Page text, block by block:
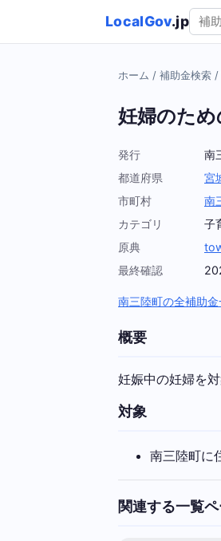
LocalGov.jp
ホーム / 補助金検索 /
妊婦のた
発行
南
都道府県
宮
市町村
南
カテゴリ
子
原典
最終確認
南三陸町の全補助
概要
妊娠中の妊婦を
対象
南三陸町に
関連する一覧